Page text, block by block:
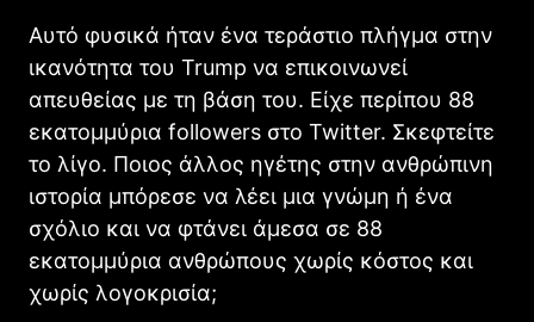
Αυτό φυσικά ήταν ένα τεράστιο πλήγμα στην
ικανότητα του Trump να επικοινωνεί
απευθείας με τη βάση του. Είχε περίπου 88
εκατομμύρια followers στο Twitter. Σκεφτείτε
το λίγο. Ποιος άλλος ηγέτης στην ανθρώπινη
ιστορία μπόρεσε να λέει μια γνώμη ή ένα
σχόλιο και να φτάνει άμεσα σε 88
εκατομμύρια ανθρώπους χωρίς κόστος και
χωρίς λογοκρισία;